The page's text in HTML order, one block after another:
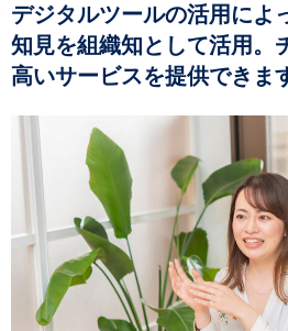
デジタルツールの活用によ
知見を組織知として活用。
高いサービスを提供できま